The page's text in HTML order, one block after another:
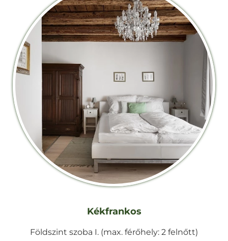
Kékfrankos
Földszint szoba I. (max. férőhely: 2 felnőtt)